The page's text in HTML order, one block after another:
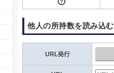
他人の所持数を読み込む
URL発行